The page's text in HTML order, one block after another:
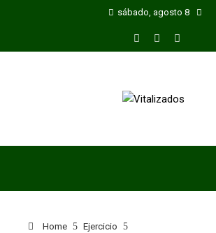
sábado, agosto 8
Home
Ejercicio